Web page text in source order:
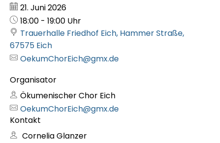
Datum:
21. Juni 2026
Uhrzeit:
18:00 - 19:00 Uhr
Trauerhalle Friedhof Eich, Hammer Straße,
67575 Eich
OekumChorEich@gmx.de
Organisator
Ökumenischer Chor Eich
OekumChorEich@gmx.de
Kontakt
Cornelia Glanzer